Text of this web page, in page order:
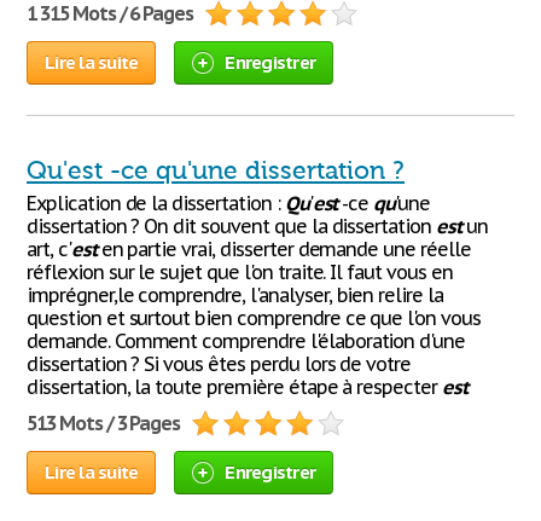
1 315 Mots / 6 Pages
Lire la suite Enregistrer
Qu'est -ce qu'une dissertation ?
Explication de la dissertation : Qu'est-ce qu'une
dissertation ? On dit souvent que la dissertation estun
art, c'esten partie vrai, disserter demande une réelle
réflexion sur le sujet que l'on traite. Il faut vous en
imprégner,le comprendre, l'analyser, bien relire la
question et surtout bien comprendre ce que l'on vous
demande. Comment comprendre l'élaboration d'une
dissertation ? Si vous êtes perdu lors de votre
dissertation, la toute première étape à respecter est
513 Mots / 3 Pages
Lire la suite Enregistrer